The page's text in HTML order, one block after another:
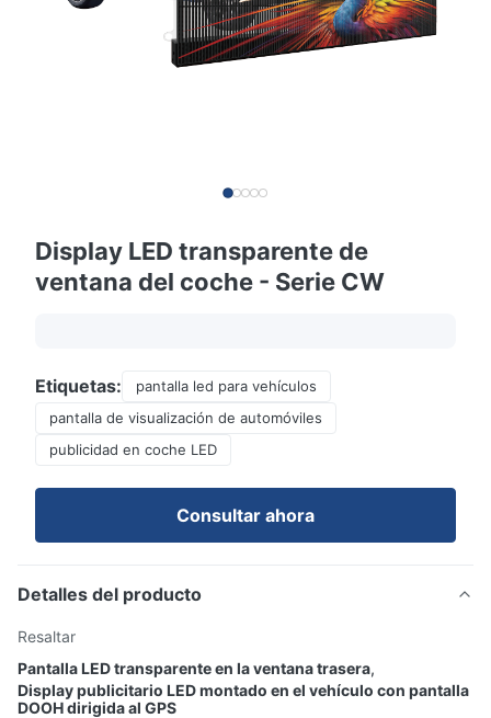
Display LED transparente de
ventana del coche - Serie CW
Etiquetas:
pantalla led para vehículos
pantalla de visualización de automóviles
publicidad en coche LED
Consultar ahora
Detalles del producto
Resaltar
Pantalla LED transparente en la ventana trasera,
Display publicitario LED montado en el vehículo con pantalla
DOOH dirigida al GPS